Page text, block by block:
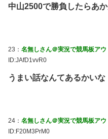
中山2500で勝負したらあ
23： 名無しさん＠実況で競馬板アウ
ID:JAfD1vvR0
うまい話なんてあるかいな
24： 名無しさん＠実況で競馬板アウ
ID:F20M3PrM0